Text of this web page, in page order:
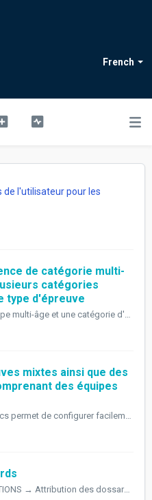
French
de l'utilisateur pour les
de catégorie multi-
catégories
type d'épreuve
Pour activer à la fois un groupe multi-âge et une catégorie d'âge unique pour une même épreuve, vous devez ajouter un Label à l'épreuve comprenant l...
mixtes ainsi que des
des équipes
La plateforme Roster Athletics permet de configurer facilement divers types d’épreuves mixtes. Épreuves comprenant des athlètes de sexe opposé : les ho...
Accédez au menu COMPÉTITIONS → Attribution des dossards pour gérer l’attribution des dossards aux participants de votre compétition. Vous pourrez : O...